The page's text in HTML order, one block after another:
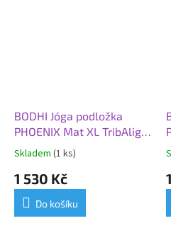
BODHI Jóga podložka
PHOENIX Mat XL TribAlign,
200 x 66 x 0,4 cm, modrá
Skladem (1 ks)
1 530 Kč
Do košíku